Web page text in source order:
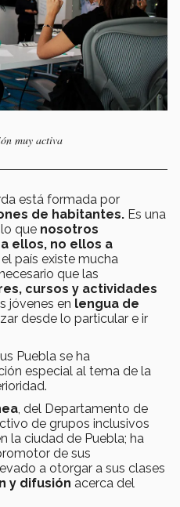
muy activa
está formada por
de habitantes. Es una
que nosotros
ellos, no ellos a
país existe mucha
que las
cursos y actividades
jóvenes en lengua de
desde lo particular e ir
Puebla se ha
especial al tema de la
, del Departamento de
de grupos inclusivos
la ciudad de Puebla; ha
de sus
a otorgar a sus clases
y difusión acerca del